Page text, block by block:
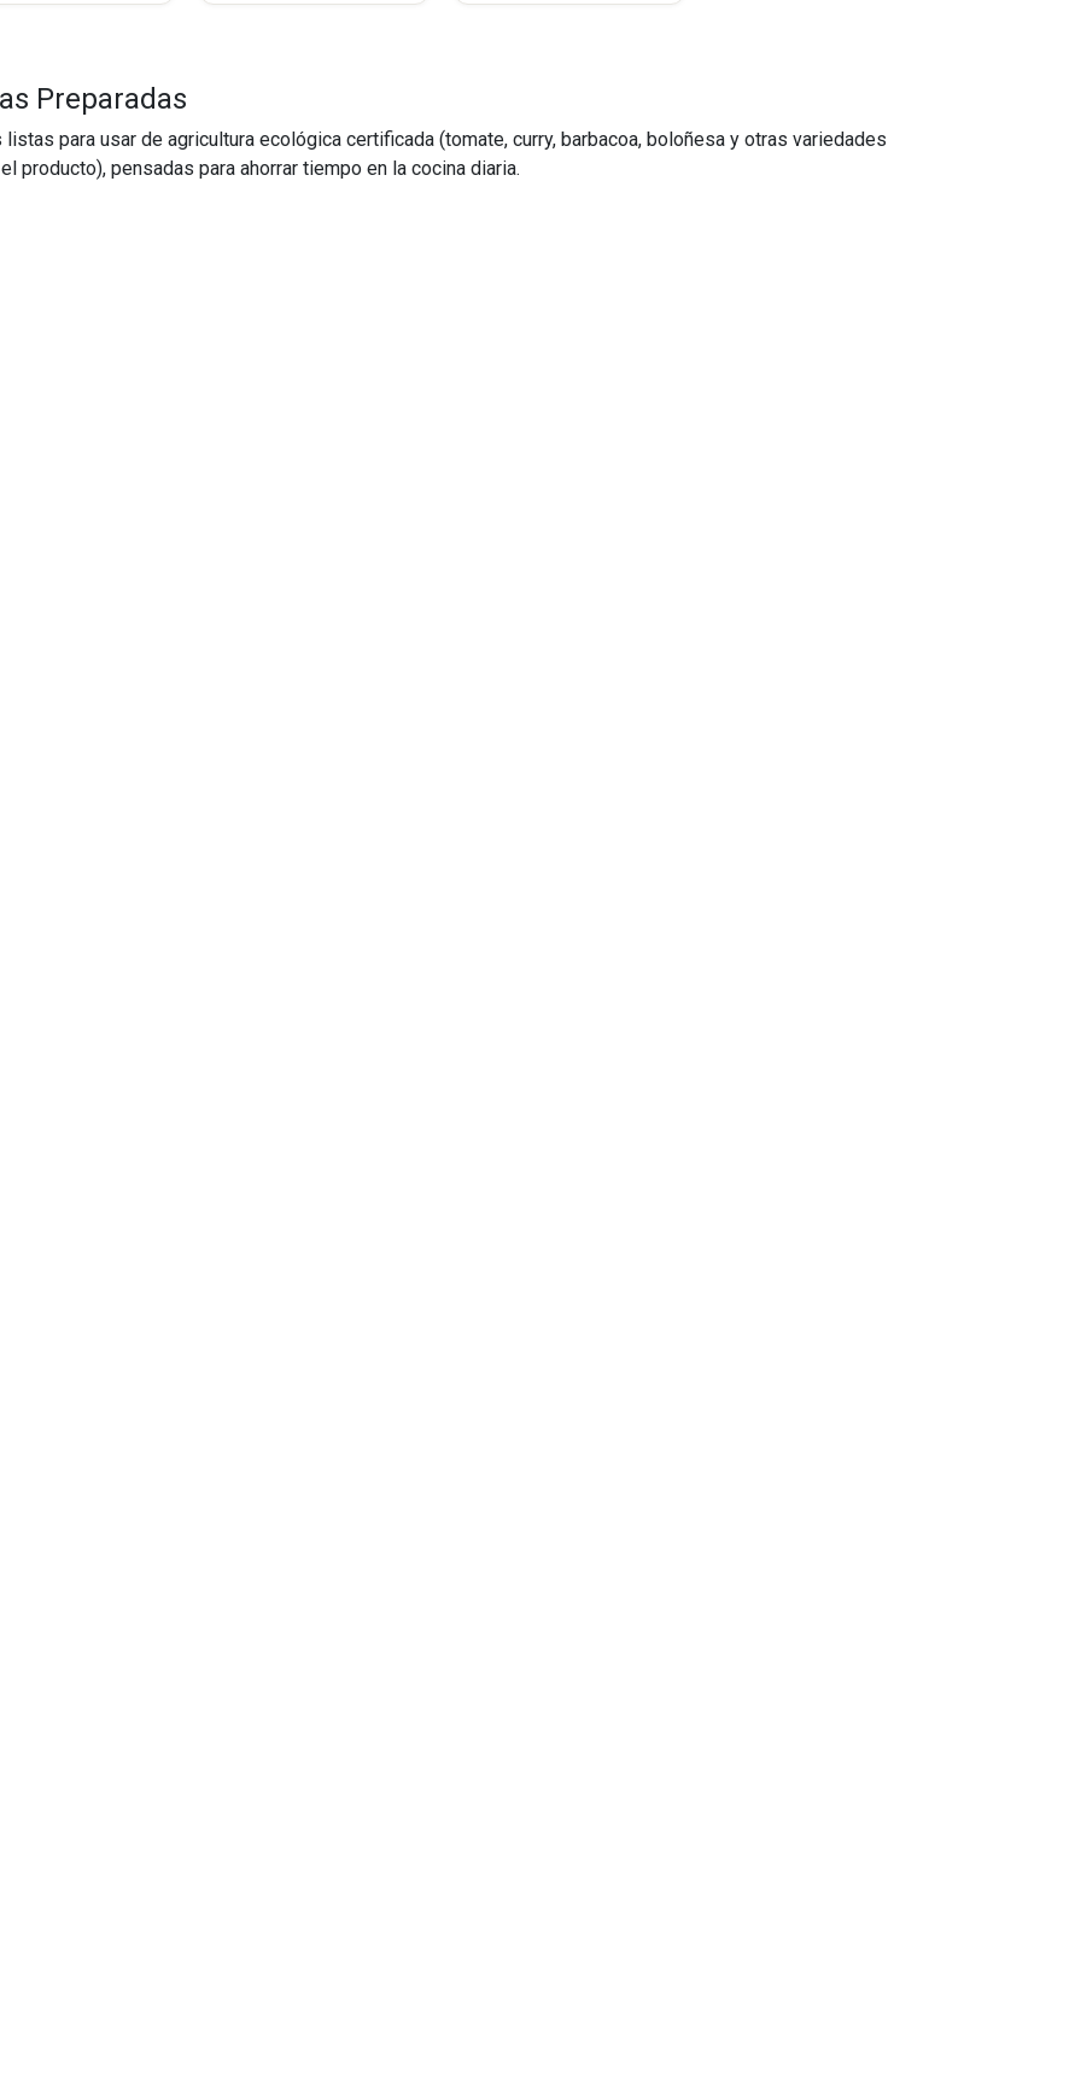
Preparadas
listas para usar de agricultura ecológica certificada (tomate, curry, barbacoa, boloñesa y otras variedades
producto), pensadas para ahorrar tiempo en la cocina diaria.